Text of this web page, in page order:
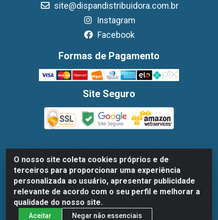
O nosso site coleta cookies próprios e de
terceiros para proporcionar uma experiência
personalizada ao usuário, apresentar publicidade
relevante de acordo com o seu perfil e melhorar a
qualidade do nosso site.
Aceitar Negar não essenciais
site@dispandistribuidora.com.br
Instagram
Facebook
Formas de Pagamento
Site Seguro
Dispan Distribuidora de Alimentos LTDA - Avenida
Marechal Mascarenhas De Moraes, 1048- Imbiribeira,
Recife/PE - CEP 51.170-000 - CNPJ 30.779.584/0003-78